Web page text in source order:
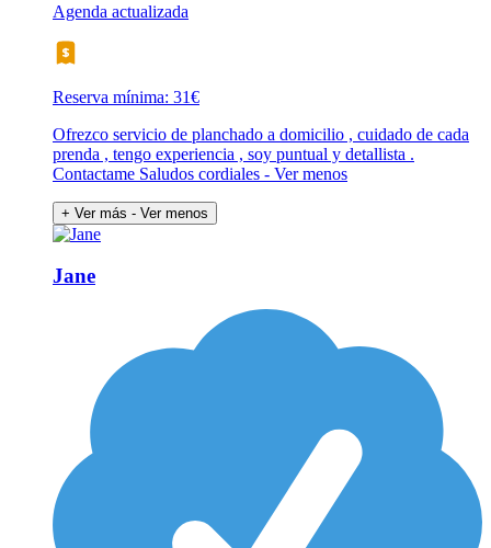
Agenda actualizada
Reserva mínima: 31€
Ofrezco servicio de planchado a domicilio , cuidado de cada
prenda , tengo experiencia , soy puntual y detallista .
Contactame Saludos cordiales - Ver menos
+ Ver más - Ver menos
Jane